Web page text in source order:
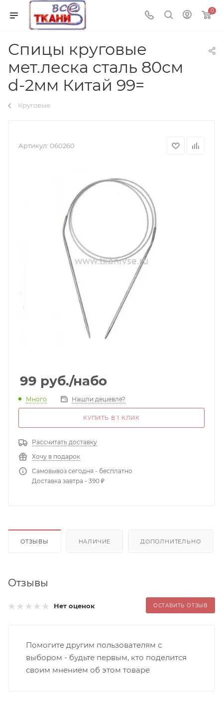
0
Спицы круговые
мет.леска сталь 80см
d-2мм Китай 99=
Круговые
Артикул: 060260
99 руб./набо
Много Нашли дешевле?
КУПИТЬ В 1 КЛИК
Рассчитать доставку
Хочу в подарок
Самовывоз сегодня - бесплатно
Доставка завтра - 390 ₽
ОТЗЫВЫ НАЛИЧИЕ ДОПОЛНИТЕЛЬНО
Отзывы
Нет оценок ОСТАВИТЬ ОТЗЫВ
Помогите другим пользователям с
выбором - будьте первым, кто поделится
своим мнением об этом товаре